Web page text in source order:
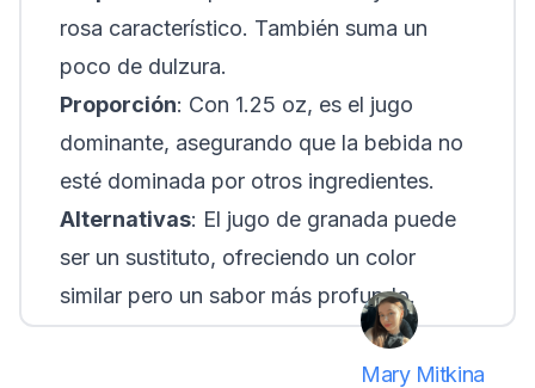
rosa característico. También suma un
poco de dulzura.
Proporción: Con 1.25 oz, es el jugo
dominante, asegurando que la bebida no
esté dominada por otros ingredientes.
Alternativas: El jugo de granada puede
ser un sustituto, ofreciendo un color
similar pero un sabor más profundo.
Mary Mitkina